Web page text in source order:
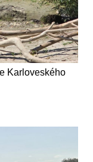
Karloveského